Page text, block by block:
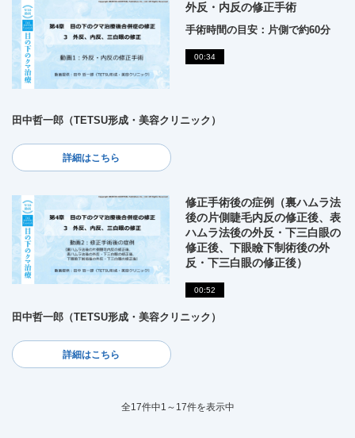
外反・内反の修正手術
手術時間の目安：片側で約60分
00:34
田中哲一郎（TETSU形成・美容クリニック）
詳細はこちら
修正手術後の症例（裏ハムラ法
後の片側睫毛内反の修正後、表
ハムラ法後の外反・下三白眼の
修正後、下眼瞼下制術後の外
反・下三白眼の修正後）
00:52
田中哲一郎（TETSU形成・美容クリニック）
詳細はこちら
全17件中1～17件を表示中